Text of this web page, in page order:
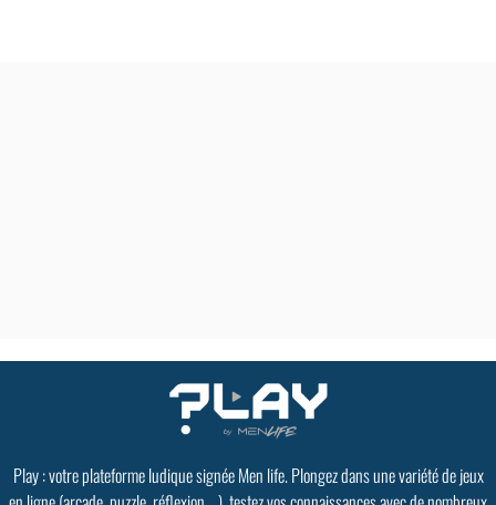
Play : votre plateforme ludique signée Men life. Plongez dans une variété de jeux